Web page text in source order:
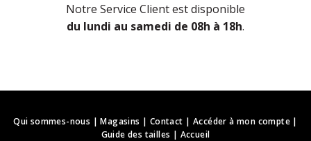
Notre Service Client est disponible
du lundi au samedi de 08h à 18h.
Qui sommes-nous |Magasins | Contact | Accéder à mon compte|
Guide des tailles | Accueil